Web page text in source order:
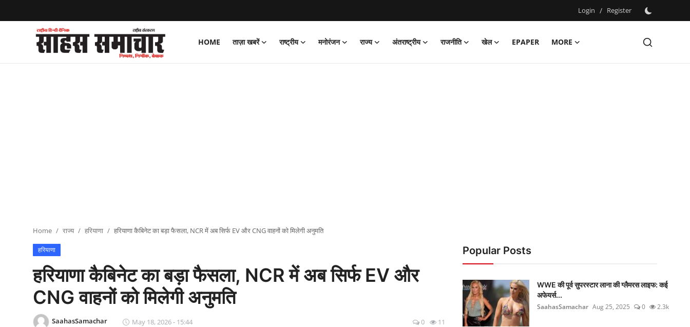
Login / Register
HOME ताज़ा खबरें राष्ट्रीय मनोरंजन राज्य अंतराष्ट्रीय राजनीति खेल EPAPER
MORE
Register
Home राज्य हरियाणा हरियाणा कैबिनेट का बड़ा फैसला, NCR में अब सिर्फ EV और CNG वाहनों को मिलेगी अनुमति
हरियाणा
हरियाणा कैबिनेट का बड़ा फैसला, NCR में अब सिर्फ EV और
CNG वाहनों को मिलेगी अनुमति
SaahasSamachar May 18, 2026 - 15:44 0 11
Popular Posts
WWE की पूर्व सुपरस्टार लाना की ग्लैमरस लाइफ: कई
अफेयर्स...
SaahasSamachar Aug 25, 2025 0 2.3k